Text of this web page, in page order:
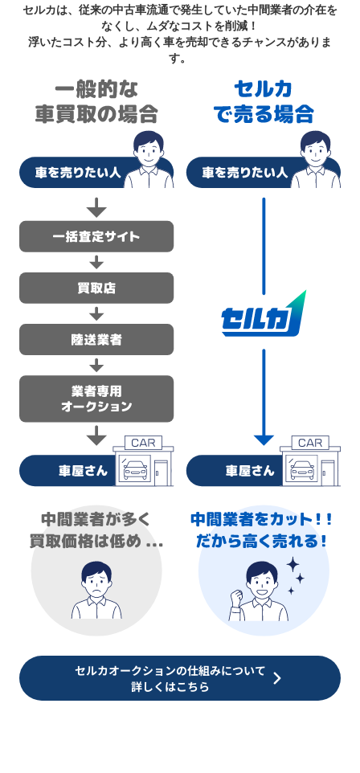
セルカは、従来の中古車流通で発生していた中間業者の介在を
なくし、ムダなコストを削減！
浮いたコスト分、より高く車を売却できるチャンスがありま
す。
セルカオークションの仕組みについて
詳しくはこちら